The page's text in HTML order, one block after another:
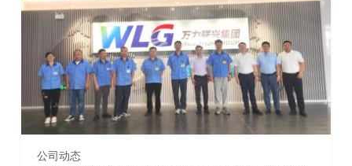
公司动态